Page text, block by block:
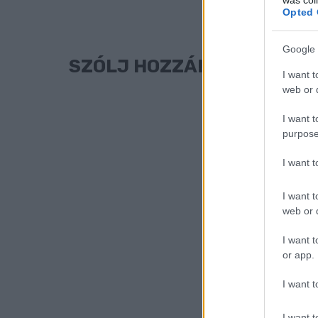
Opted
Google
I want
web or
I want
I want
I want
web or
I want
or app.
I want
SZÓLJ HOZZÁ!